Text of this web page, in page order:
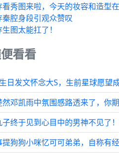
看秀图来啦，今天的妆容和造型
秦腔身段引观众赞叹
图太能扛了！
看看